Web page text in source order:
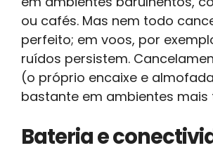
ou cafés. Mas nem todo
perfeito; em voos, por
ruídos persistem.
(o próprio encaixe e
bastante em ambientes mais
Bateria e